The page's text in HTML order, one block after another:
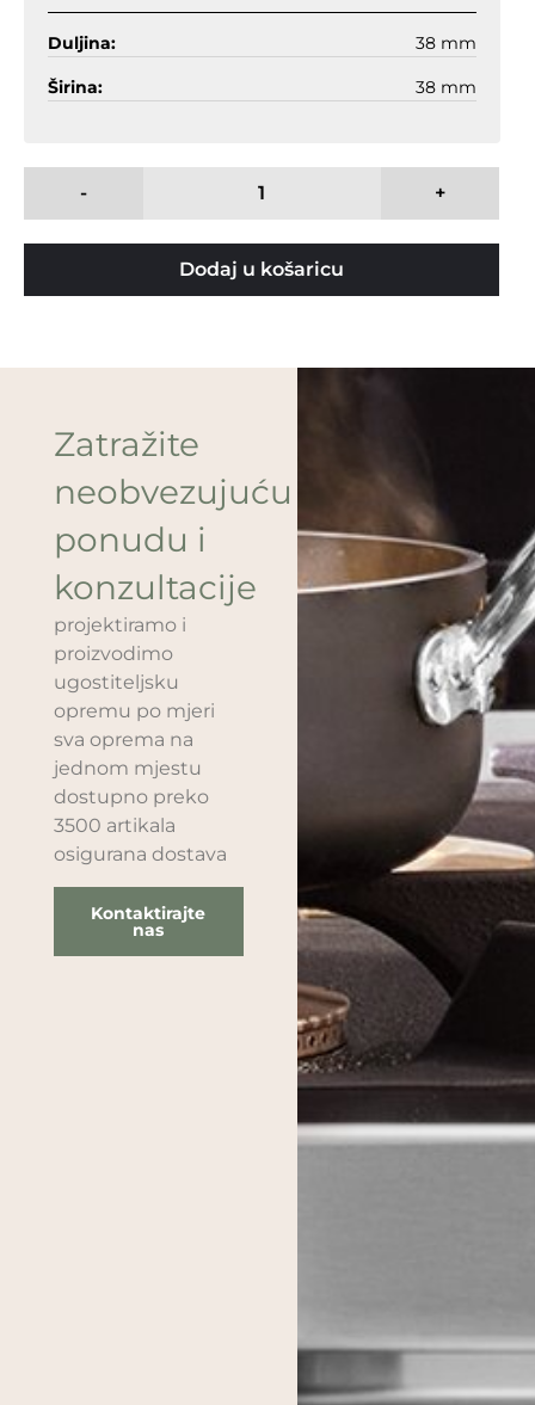
Duljina: 38 mm
Širina: 38 mm
- +
Dodaj u košaricu
Zatražite
neobvezujuću
ponudu i
konzultacije
projektiramo i
proizvodimo
ugostiteljsku
opremu po mjeri
sva oprema na
jednom mjestu
dostupno preko
3500 artikala
osigurana dostava
Kontaktirajte
nas